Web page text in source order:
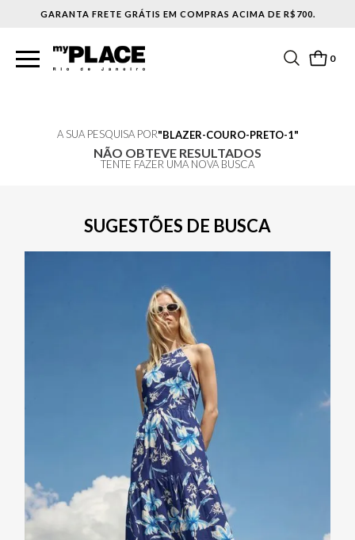
GARANTA FRETE GRÁTIS EM COMPRAS ACIMA DE R$700.
0
A SUA PESQUISA POR BLAZER-COURO-PRETO-1
NÃO OBTEVE RESULTADOS
TENTE FAZER UMA NOVA BUSCA
SUGESTÕES DE BUSCA